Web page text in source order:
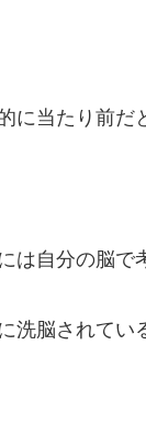
に当たり前だ
は自分の脳で
洗脳されてい